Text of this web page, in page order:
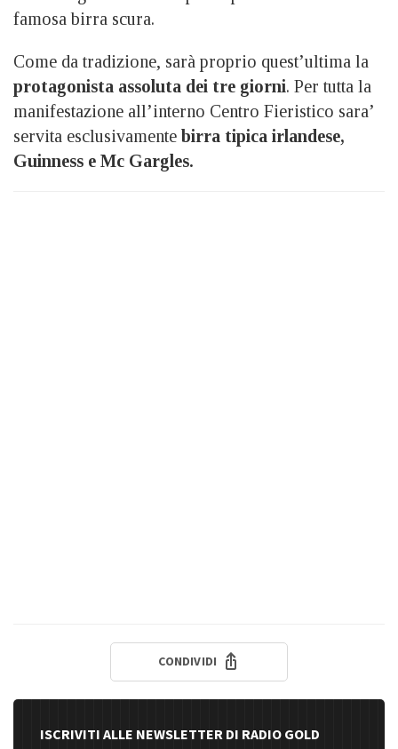
famosa birra scura.
Come da tradizione, sarà proprio quest’ultima la
protagonista assoluta dei tre giorni. Per tutta la
manifestazione all’interno Centro Fieristico sara’
servita esclusivamente birra tipica irlandese,
Guinness e Mc Gargles.
CONDIVIDI
ISCRIVITI ALLE NEWSLETTER DI RADIO GOLD